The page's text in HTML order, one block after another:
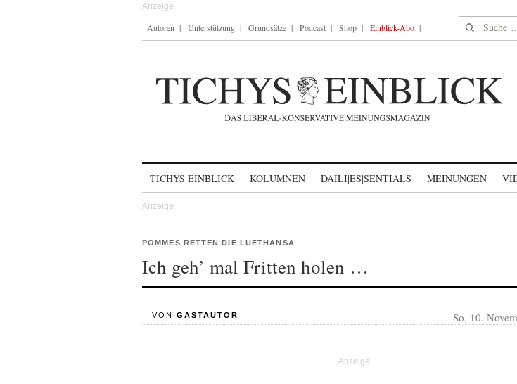
Autoren Unterstützung Grundsätze Podcast Shop Einblick-Abo Suche nach:
TICHYS EINBLICK KOLUMNEN DAILI|ES|SENTIALS MEINUNGEN
POMMES RETTEN DIE LUFTHANSA
Ich geh’ mal Fritten holen …
VON GASTAUTOR So, 10.